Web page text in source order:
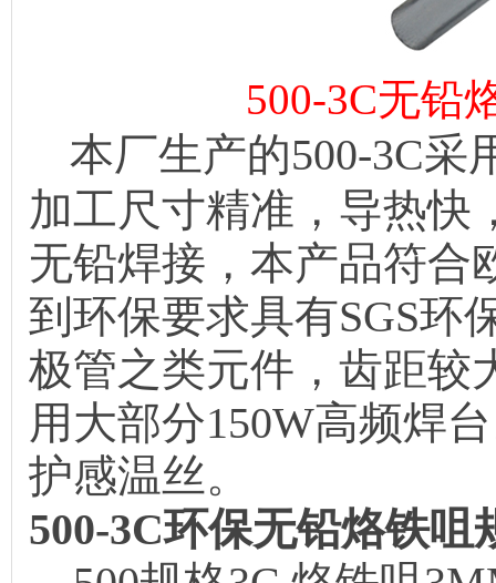
500-3C无铅
本厂生产的500-3C采
加工尺寸精准，导热快
无铅焊接，本产品符合
到环保要求具有SGS环
极管之类元件，齿距较
用大部分150W高频焊
护感温丝。
500-3C环保无铅烙铁咀